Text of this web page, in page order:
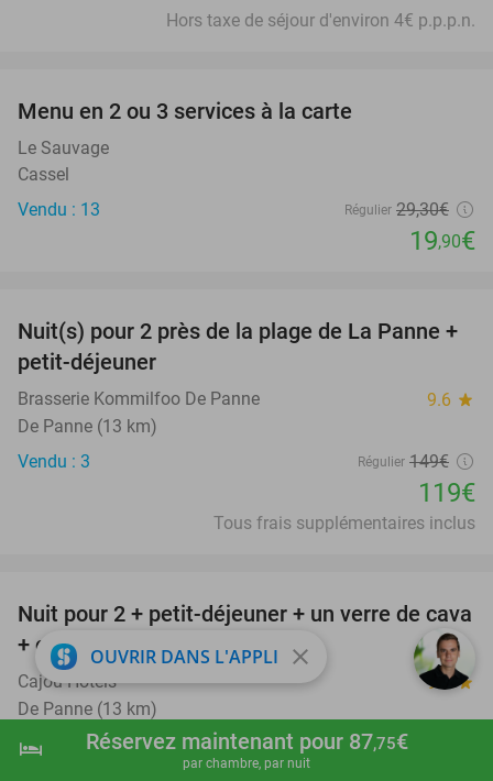
shopping_cart Réserver maintenant
hotel Réservez maintenant pour 87,75€
par chambre, par nuit
Hors taxe de séjour d'environ 4€ p.p.p.n.
Menu en 2 ou 3 services à la carte
Le Sauvage
Cassel
Vendu : 13
Régulier 29,30€
19,90€
20%
Nuit(s) pour 2 près de la plage de La Panne +
petit-déjeuner
Brasserie Kommilfoo De Panne 9.6 star
De Panne (13 km)
Vendu : 3
Régulier 149€
119€
Tous frais supplémentaires inclus
45%
Nuit pour 2 + petit-déjeuner + un verre de cava
+ check-out tardif à La Panne
Cajou Hotels 9.9star
De Panne (13 km)
Vendu : 122
Régulier
OUVRIR DANS L'APPLI close